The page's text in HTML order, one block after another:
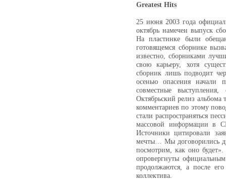
Greatest Hits
25 июня 2003 года
октябрь намечен выпуск
На пластинке были
готовящемся сборнике
известно, сборниками
свою карьеру, хотя
сборник лишь подводит
осенью опасения начали
совместные
Октябрьский релиз
комментариев по этому
стали распространяться
массовой информации в
Источники цитировали
мечты… Мы договорились
посмотрим, как оно
опровергнуты
продолжаются, а после
коллектива.